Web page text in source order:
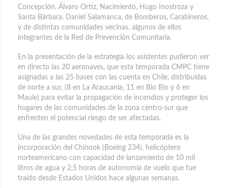
Concepción, Álvaro Ortíz, Nacimiento, Hugo Inostroza y
Santa Bárbara, Daniel Salamanca, de Bomberos, Carabineros,
y de distintas comunidades vecinas, algunos de ellos
integrantes de la Red de Prevención Comunitaria.
En la presentación de la estrategia los asistentes pudieron ver
en directo las 20 aeronaves, que esta temporada CMPC tiene
asignadas a las 25 bases con las cuenta en Chile, distribuidas
de norte a sur, (8 en La Araucanía, 11 en Bio Bio y 6 en
Maule) para evitar la propagación de incendios y proteger los
hogares de las comunidades de la zona centro-sur que
enfrenten el potencial riesgo de ser afectadas.
Una de las grandes novedades de esta temporada es la
incorporación del Chinook (Boeing 234), helicóptero
norteamericano con capacidad de lanzamiento de 10 mil
litros de agua y 2,5 horas de autonomía de vuelo que fue
traído desde Estados Unidos hace algunas semanas.